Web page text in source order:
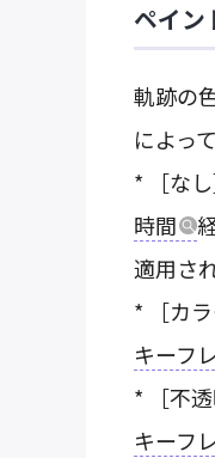
ペイン
軌跡の
によっ
* ［なし
時間
適用さ
* ［カラ
キーフ
* ［不透
キーフ